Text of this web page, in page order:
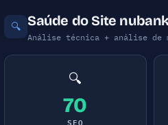
🔍 Saúde do Site
Análise técnica + análise de
🔍
70
SEO